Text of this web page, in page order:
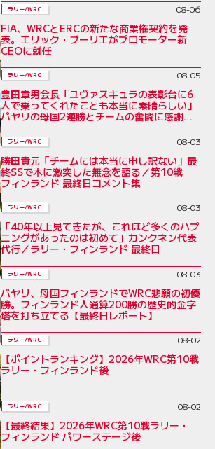
ラリー/WRC 08-06
FIA、WRCとERCの新たな商業権契約を発
表。エリック・ブーリエがプロモーター新
CEOに就任
ラリー/WRC 08-05
豊田章男会長「ユヴァスキュラの表彰台に6
人で乗ってくれたことも本当に素晴らしい」
パヤリの母国2連勝とチームの奮闘に感謝を
ラリー/WRC 08-03
勝田貴元「チームには本当に申し訳ない」最
終SSで木に激突した無念を語る／第10戦
フィンランド 最終日コメント集
ラリー/WRC 08-03
「40年以上見てきたが、これほど多くのハプ
ニングがあったのは初めて」カンクネン代表
代行／ラリー・フィンランド 最終日
ラリー/WRC 08-03
パヤリ、母国フィンランドでWRC悲願の初優
勝。フィンランド人通算200勝の歴史的金字
塔を打ち立てる【最終日レポート】
ラリー/WRC 08-02
【ポイントランキング】2026年WRC第10戦
ラリー・フィンランド後
ラリー/WRC 08-02
【最終結果】2026年WRC第10戦ラリー・
フィンランド パワーステージ後